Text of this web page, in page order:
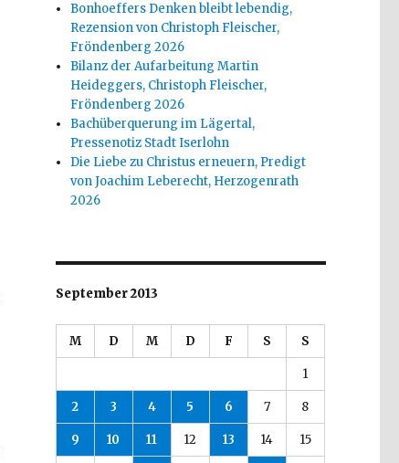
Bonhoeffers Denken bleibt lebendig,
Rezension von Christoph Fleischer,
Fröndenberg 2026
Bilanz der Aufarbeitung Martin
Heideggers, Christoph Fleischer,
Fröndenberg 2026
Bachüberquerung im Lägertal,
Pressenotiz Stadt Iserlohn
Die Liebe zu Christus erneuern, Predigt
von Joachim Leberecht, Herzogenrath
2026
September 2013
M D M D F S S
1
2 3 4 5 6 7 8
9 10 11 12 13 14 15